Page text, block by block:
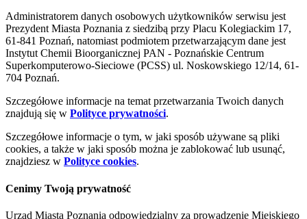
Administratorem danych osobowych użytkowników serwisu jest
Prezydent Miasta Poznania z siedzibą przy Placu Kolegiackim 17,
61-841 Poznań, natomiast podmiotem przetwarzającym dane jest
Instytut Chemii Bioorganicznej PAN - Poznańskie Centrum
Superkomputerowo-Sieciowe (PCSS) ul. Noskowskiego 12/14, 61-
704 Poznań.
Szczegółowe informacje na temat przetwarzania Twoich danych
znajdują się w Polityce prywatności.
Szczegółowe informacje o tym, w jaki sposób używane są pliki
cookies, a także w jaki sposób można je zablokować lub usunąć,
znajdziesz w Polityce cookies.
Cenimy Twoją prywatność
Urząd Miasta Poznania odpowiedzialny za prowadzenie Miejskiego